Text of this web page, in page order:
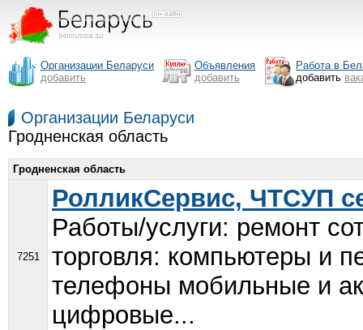
Организации Беларуси
добавить
Объявления
добавить
Работа в
добавить
Организации Беларуси
Гродненская область
Гродненская область
7251
РолликСервис, ЧТСУП
Работы/услуги: ремонт
торговля: компьютеры и
телефоны мобильные и
цифровые...